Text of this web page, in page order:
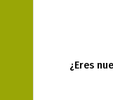
¿Eres